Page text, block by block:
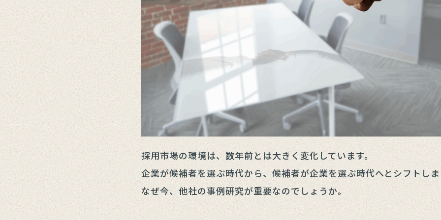
採用市場の環境は、数年前とは大きく変化しています。
企業が候補者を選ぶ時代から、候補者が企業を選ぶ時代へとシフトし
なぜ今、他社の事例研究が重要なのでしょうか。